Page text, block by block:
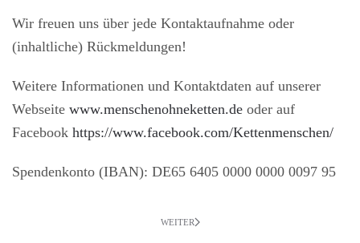
Wir freuen uns über jede Kontaktaufnahme oder
(inhaltliche) Rückmeldungen!
Weitere Informationen und Kontaktdaten auf unserer
Webseite www.menschenohneketten.de oder auf
Facebook https://www.facebook.com/Kettenmenschen/
Spendenkonto (IBAN): DE65 6405 0000 0000 0097 95
WEITER